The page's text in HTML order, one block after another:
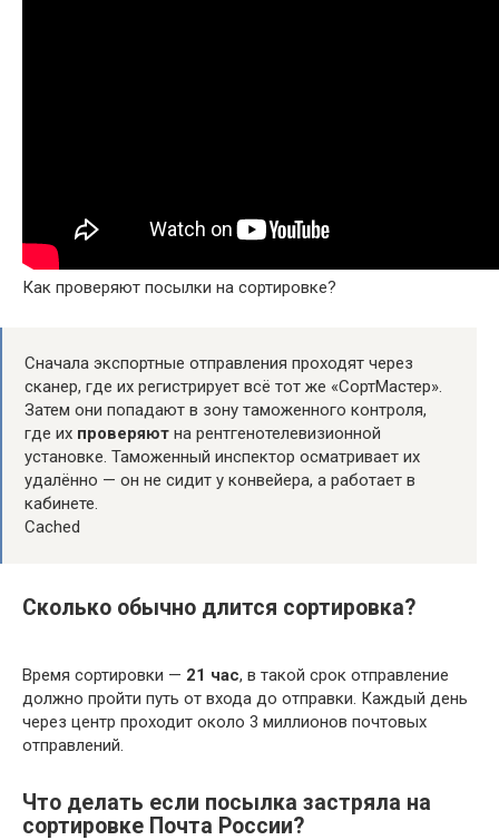
Как проверяют посылки на сортировке?
Сначала экспортные отправления проходят через
сканер, где их регистрирует всё тот же «СортМастер».
Затем они попадают в зону таможенного контроля,
где их проверяют на рентгенотелевизионной
установке. Таможенный инспектор осматривает их
удалённо — он не сидит у конвейера, а работает в
кабинете.
Cached
Сколько обычно длится сортировка?
Время сортировки — 21 час, в такой срок отправление
должно пройти путь от входа до отправки. Каждый день
через центр проходит около 3 миллионов почтовых
отправлений.
Что делать если посылка застряла на
сортировке Почта России?